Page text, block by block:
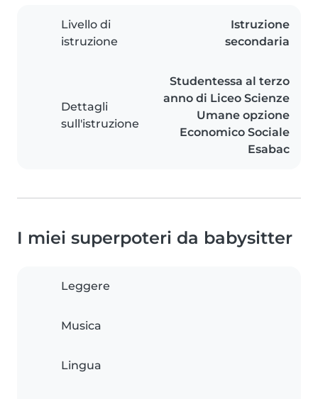
Livello di
istruzione
Istruzione
secondaria
Dettagli
sull'istruzione
Studentessa al terzo
anno di Liceo Scienze
Umane opzione
Economico Sociale
Esabac
I miei superpoteri da babysitter
Leggere
Musica
Lingua